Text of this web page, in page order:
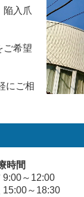
陥入爪
ご希望
にご相
時間
9:00～12:00
15:00～18:30